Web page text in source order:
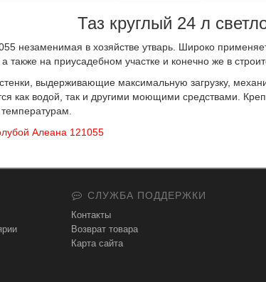
Таз круглый 24 л
незаменимая в хозяйстве утварь. Широко
а также на приусадебном участке и конечно же в
выдерживающие максимальную загрузку,
как водой, так и другими моющими средствами.
Алеана 121055
СЛУЖБА ПОДДЕРЖКИ
Контакты
Возврат товара
Карта сайта